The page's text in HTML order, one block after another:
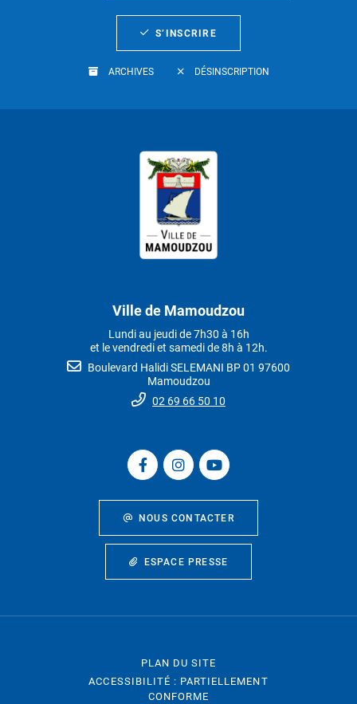
S’INSCRIRE
ARCHIVES DÉSINSCRIPTION
Ville de Mamoudzou
Lundi au jeudi de 7h30 à 16h
et le vendredi et samedi de 8h à 12h.
Boulevard Halidi SELEMANI BP 01 97600
Mamoudzou
02 69 66 50 10
NOUS CONTACTER
ESPACE PRESSE
PLAN DU SITE
ACCESSIBILITÉ : PARTIELLEMENT
CONFORME